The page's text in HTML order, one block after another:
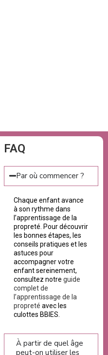
FAQ
Par où commencer ?
Chaque enfant avance
à son rythme dans
l’apprentissage de la
propreté. Pour découvrir
les bonnes étapes, les
conseils pratiques et les
astuces pour
accompagner votre
enfant sereinement,
consultez notre guide
complet de
l’apprentissage de la
propreté avec les
culottes BBIES.
À partir de quel âge
peut-on utiliser les